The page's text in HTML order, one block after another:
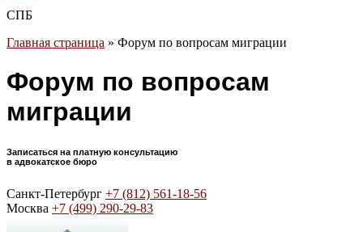
СПБ
Главная страница » Форум по вопросам миграции
Форум по вопросам
миграции
Записаться на платную консультацию
в адвокатское бюро
Санкт-Петербург +7 (812) 561-18-56
Москва +7 (499) 290-29-83